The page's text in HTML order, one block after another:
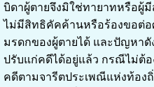
บิดาผู้ตายจึงมิใช่ทายาทหรือผู้
ไม่มีสิทธิคัคค้านหรือร้องขอต่อ
มรดกของผู้ตายได้ และปัญหา
ปรับแก่คดีได้อยู่แล้ว กรณีไม่ต้อ
คดีตามจารีตประเพณีแห่งท้อง